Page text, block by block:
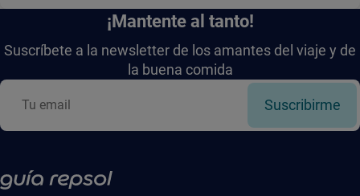
¡Mantente al tanto!
Suscríbete a la newsletter de los amantes del viaje y de
la buena comida
Suscribirme